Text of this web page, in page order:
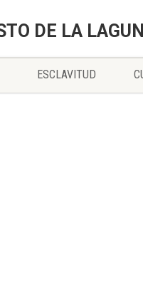
DE LA
ESCLAVITUD